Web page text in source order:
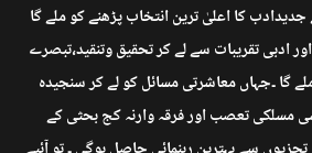
کا اعلیٰ ترین انتخاب پڑھنے کو ملے گا
تقریبات سے لے کر تحقیق وتنقید،تبصرے
گا ۔جہاں معاشرتی مسائل کو لے کر سنجیدہ
مسلکی تعصب اور فرقہ وارنہ کج بحثی کے